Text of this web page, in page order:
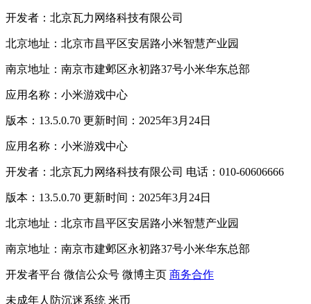
开发者：北京瓦力网络科技有限公司
北京地址：北京市昌平区安居路小米智慧产业园
南京地址：南京市建邺区永初路37号小米华东总部
应用名称：小米游戏中心
版本：13.5.0.70 更新时间：2025年3月24日
应用名称：小米游戏中心
开发者：北京瓦力网络科技有限公司 电话：010-60606666
版本：13.5.0.70 更新时间：2025年3月24日
北京地址：北京市昌平区安居路小米智慧产业园
南京地址：南京市建邺区永初路37号小米华东总部
开发者平台 微信公众号 微博主页 商务合作
未成年人防沉迷系统 米币